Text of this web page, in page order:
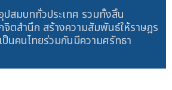
ปสมบททั่วประเทศ รวมทั้งสิ้น
ตสำนึก สร้างความสัมพันธ์ให้ราษฎร
นคนไทยร่วมกันมีความศรัทธา